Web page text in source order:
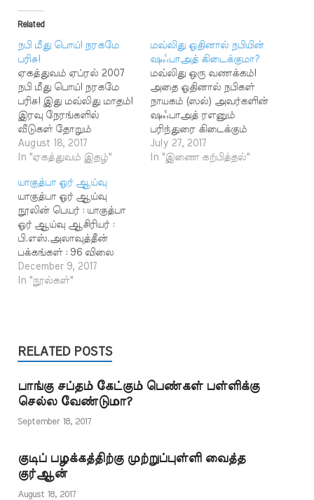
Related
நபி மீது பொய்! நரகமே
பரிசு!
ஏகத்துவம் ஏப்ரல் 2007
நபி மீது பொய்! நரகமே
பரிசு! இது மவ்லிது மாதம்!
இரவு நேரங்களில்
வீடுகள் தோறும்
மவ்லிதுக் கச்சேரிகள்!
சந்தன வாடை;
சோறு, கறிச் சாப்பாடு!
பள்ளிவாசல்களிலும்,
பஜார் திடல்களிலும்
பன்னிரெண்டு நாட்கள்
தொடர் பயான்கள்! மீலாது
மேடைகள்; ஊர்வலங்கள்.
ஊர்வலத்தில் செல்வோர்
"ட்விங்கிள் ட்விங்கிள்
August 18, 2017
In "ஏகத்துவம் இதழ்"
மவ்லிது ஓதினால் நபியின்
ஷஃபாஅத் கிடைக்குமா?
மவ்லிது ஒரு வணக்கம்!
அதை ஓதினால் நபிகள்
நாயகம் (ஸல்) அவர்களின்
ஷஃபாஅத் ரஎனும்
பரிந்துரை கிடைக்கும்
என்ற நம்பிக்கையில்
மார்க்கத்தை அறியாத
July 27, 2017
In "இணை கற்பித்தல்"
யாகுத்பா ஓர் ஆய்வு
யாகுத்பா ஓர் ஆய்வு
நூலின் பெயர் : யாகுத்பா
ஓர் ஆய்வு ஆசிரியர் :
பி.எஸ்.அலாவுத்தீன்
பக்கங்கள் : 96 விலை
ரூபாய் 20.00 மார்க்கத்தின்
எச்சரிக்கை! அன்புடையீர்!
பயன்படுத்திக்
கொள்ளலாம். ஆனால்
சில சகோதரர்கள் நமது
ஆக்கங்களை அப்படியே
பயன்படுத்தி தமது
ஆக்கம் போல்
கட்டுரையில் இருந்து,
அல்லது புத்தகத்தில்
இருந்து இது
December 9, 2017
In "நூல்கள்"
RELATED POSTS
பாங்கு சப்தம் கேட்கும் பெண்கள் பள்ளிக்கு
செல்ல வேண்டுமா?
September 18, 2017
குடிப் பழக்கத்திற்கு முற்றுப்புள்ளி வைத்த
குர்ஆன்
August 18, 2017